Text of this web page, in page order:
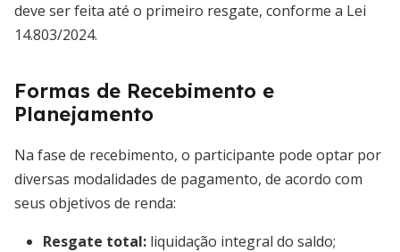
deve ser feita até o primeiro resgate, conforme a Lei
14.803/2024.
Formas de Recebimento e
Planejamento
Na fase de recebimento, o participante pode optar por
diversas modalidades de pagamento, de acordo com
seus objetivos de renda:
Resgate total: liquidação integral do saldo;